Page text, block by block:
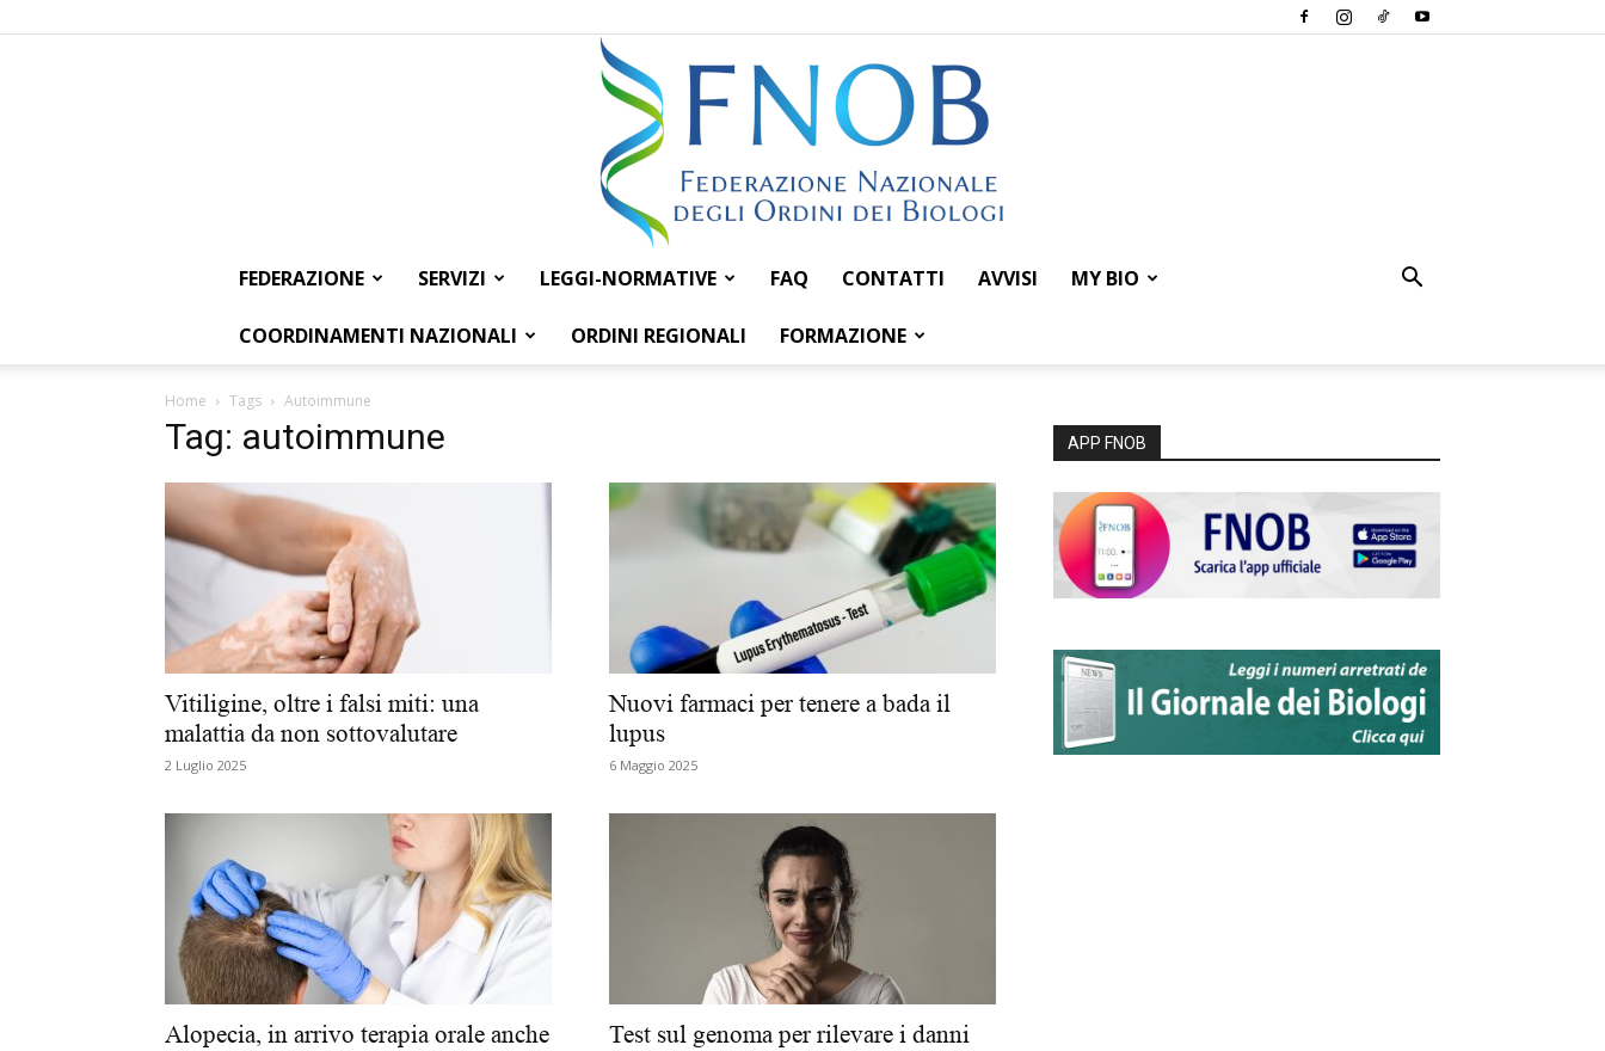
Federazione
Nazionale
degli
dei
FEDERAZIONE SERVIZI LEGGI-NORMATIVE FAQ CONTATTI AVVISI MY BIO
COORDINAMENTI NAZIONALI ORDINI REGIONALI FORMAZIONE
Home Tags Autoimmune
Tag: autoimmune
Vitiligine, oltre i falsi miti: una
malattia da non sottovalutare
2 Luglio 2025
Nuovi farmaci per tenere a bada il
lupus
6 Maggio 2025
Alopecia, in arrivo terapia orale anche
Test sul genoma per rilevare i danni
APP FNOB